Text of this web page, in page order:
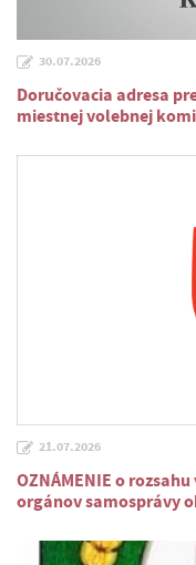
30.07.2026
Doručovacia adresa
miestnej volebnej
21.07.2026
OZNÁMENIE o
orgánov samosprávy